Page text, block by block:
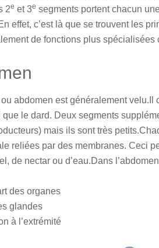
2e et 3e segments portent chacun
effet, c’est là que se trouvent les
de fonctions plus
ou abdomen est généralement
le dard. Deux segments
mais ils sont très
reliées par des membranes. Ceci
de nectar ou d’eau.Dans
des organes
glandes
à l’extrémité